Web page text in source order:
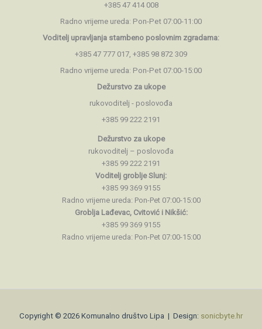
+385 47 414 008
Radno vrijeme ureda: Pon-Pet 07:00-11:00
Voditelj upravljanja stambeno poslovnim zgradama:
+385 47 777 017, +385 98 872 309
Radno vrijeme ureda: Pon-Pet 07:00-15:00
Dežurstvo za ukope
rukovoditelj - poslovođa
+385 99 222 2191
Dežurstvo za ukope
rukovoditelj – poslovođa
+385 99 222 2191
Voditelj groblje Slunj:
+385 99 369 9155
Radno vrijeme ureda: Pon-Pet 07:00-15:00
Groblja Lađevac, Cvitović i Nikšić:
+385 99 369 9155
Radno vrijeme ureda: Pon-Pet 07:00-15:00
Copyright © 2026 Komunalno društvo Lipa | Design: sonicbyte.hr